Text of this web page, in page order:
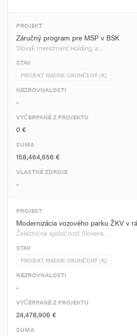
PROJEKT
Záručný program pre MSP v BSK
Slovak Investment Holding, a.…
STAV
PROJEKT RIADNE UKONČENÝ (K)
NEZROVNALOSTI
-
VYČERPANÉ Z PROJEKTU
0 €
SUMA
158,464,656 €
VLASTNÉ ZDROJE
-
PROJEKT
Modernizácia vozového parku ŽKV v
Železničná spoločnosť Slovens…
STAV
PROJEKT RIADNE UKONČENÝ (K)
NEZROVNALOSTI
-
VYČERPANÉ Z PROJEKTU
24,478,906 €
SUMA